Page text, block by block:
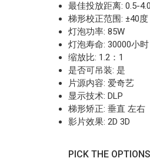
最佳投放距离: 0.5-
梯形校正范围: ±40度
灯泡功率: 85W
灯泡寿命: 30000小时
缩放比: 1.2：1
是否可吊装: 是
片源内容: 爱奇艺
显示技术: DLP
梯形矫正: 垂直 左右
影片效果: 2D 3D
PICK THE